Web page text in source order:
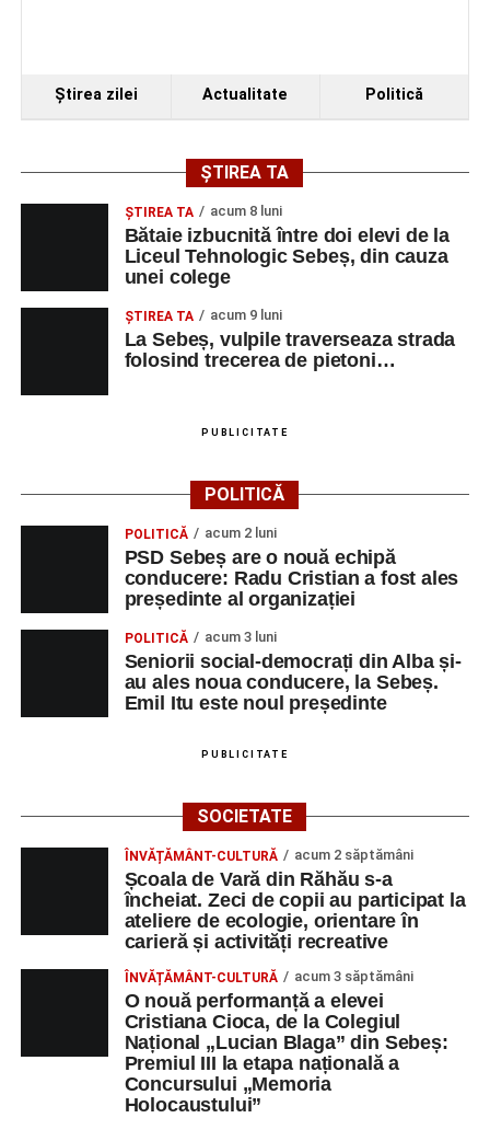
Ştirea zilei Actualitate Politică
ȘTIREA TA
ŞTIREA TA acum 8 luni
Bătaie izbucnită între doi elevi de la
Liceul Tehnologic Sebeș, din cauza
unei colege
ŞTIREA TA acum 9 luni
La Sebeș, vulpile traverseaza strada
folosind trecerea de pietoni…
PUBLICITATE
POLITICĂ
POLITICĂ acum 2 luni
PSD Sebeș are o nouă echipă
conducere: Radu Cristian a fost ales
președinte al organizației
POLITICĂ acum 3 luni
Seniorii social-democrați din Alba și-
au ales noua conducere, la Sebeș.
Emil Itu este noul președinte
PUBLICITATE
SOCIETATE
ÎNVĂȚĂMÂNT-CULTURĂ acum 2 săptămâni
Școala de Vară din Răhău s-a
încheiat. Zeci de copii au participat la
ateliere de ecologie, orientare în
carieră și activități recreative
ÎNVĂȚĂMÂNT-CULTURĂ acum 3 săptămâni
O nouă performanță a elevei
Cristiana Cioca, de la Colegiul
Național „Lucian Blaga” din Sebeș:
Premiul III la etapa națională a
Concursului „Memoria
Holocaustului”